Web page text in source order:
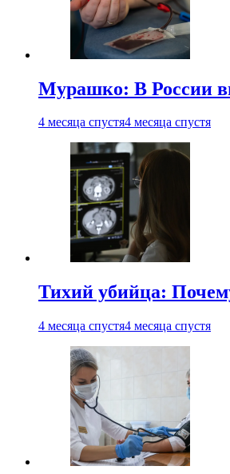
Мурашко: В России
4 месяца спустя4 месяца спустя
Тихий убийца:
4 месяца спустя4 месяца спустя